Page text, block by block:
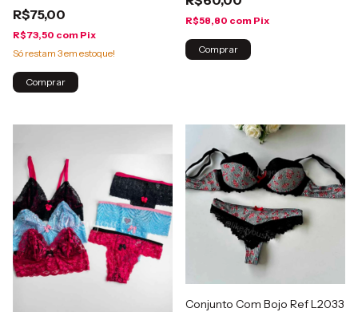
R$75,00
R$73,50 com Pix
Só restam 3em estoque!
Comprar
R$58,80 com Pix
Comprar
Conjunto Com Bojo Ref L2033